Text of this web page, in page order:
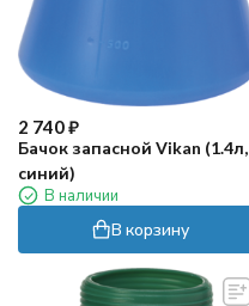
2 740₽
Бачок запасной Vikan (1.4л,
синий)
В наличии
В корзину